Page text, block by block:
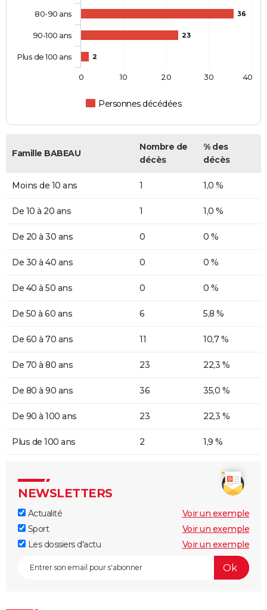
36
23
2
Personnes décédées
80-90 ans
90-100 ans
Plus de 100 ans
0 10 20 30 40
Famille BABEAU
Nombre de
décès
% des
décès
Moins de 10 ans 1 1,0 %
De 10 à 20 ans 1 1,0 %
De 20 à 30 ans 0 0 %
De 30 à 40 ans 0 0 %
De 40 à 50 ans 0 0 %
De 50 à 60 ans 6 5,8 %
De 60 à 70 ans 11 10,7 %
De 70 à 80 ans 23 22,3 %
De 80 à 90 ans 36 35,0 %
De 90 à 100 ans 23 22,3 %
Plus de 100 ans 2 1,9 %
NEWSLETTERS
Actualité
Voir un exemple
Sport
Voir un exemple
Les dossiers d'actu
Voir un exemple